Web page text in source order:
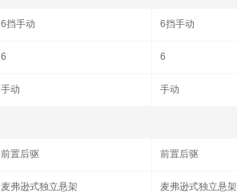
6挡手动 6挡手动
6 6
手动 手动
前置后驱 前置后驱
麦弗逊式独立悬架 麦弗逊式独立悬架